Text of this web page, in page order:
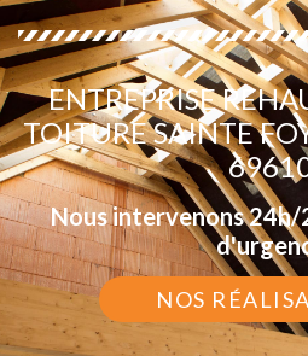
ENTREPRISE
TOITURE SAINTE
Nous intervenons 24h/
NOS